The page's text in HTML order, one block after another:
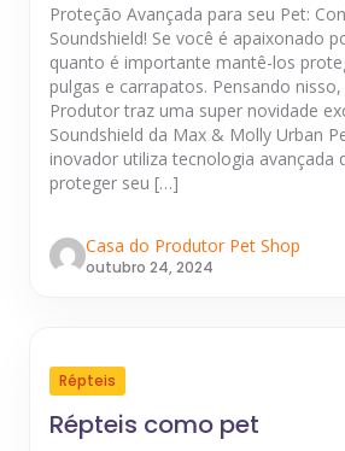
Proteção Avançada para seu Pet:
Soundshield! Se você é apaixonado
quanto é importante mantê-los
pulgas e carrapatos. Pensando
Produtor traz uma super novidade
Soundshield da Max & Molly Urban
inovador utiliza tecnologia avançada
proteger seu […]
Casa do Produtor Pet Shop
outubro 24, 2024
Répteis
Répteis como pet